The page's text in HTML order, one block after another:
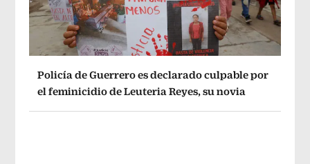
Policía de Guerrero es declarado culpable por
el feminicidio de Leuteria Reyes, su novia